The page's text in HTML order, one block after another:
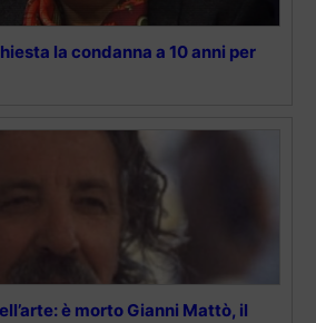
la condanna a 10 anni per
è morto Gianni Mattò, il